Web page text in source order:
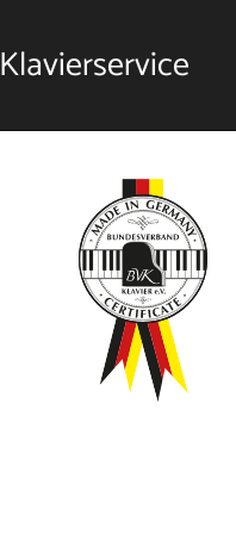
Klavierservice